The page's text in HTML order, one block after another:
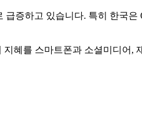
증하고 있습니다. 특히 한국은
혜를 스마트폰과 소셜미디어,